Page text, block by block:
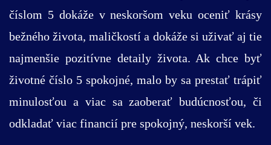
číslom 5 dokáže v neskoršom veku oceniť krásy
bežného života, maličkostí a dokáže si uživať aj tie
najmenšie pozitívne detaily života. Ak chce byť
životné číslo 5 spokojné, malo by sa prestať trápiť
minulosťou a viac sa zaoberať budúcnosťou, či
odkladať viac financií pre spokojný, neskorší vek.